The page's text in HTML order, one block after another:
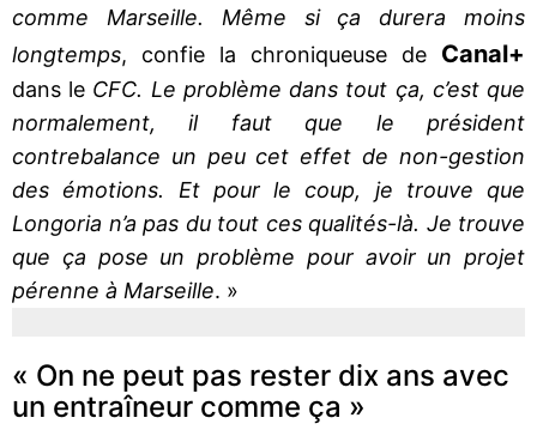
comme Marseille. Même si ça durera moins
longtemps, confie la chroniqueuse de Canal+
dans le CFC. Le problème dans tout ça, c’est que
normalement, il faut que le président
contrebalance un peu cet effet de non-gestion
des émotions. Et pour le coup, je trouve que
Longoria n’a pas du tout ces qualités-là. Je trouve
que ça pose un problème pour avoir un projet
pérenne à Marseille. »
« On ne peut pas rester dix ans avec
un entraîneur comme ça »